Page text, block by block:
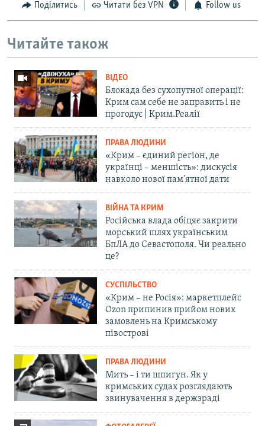
Поділитись Читати без VPN Follow us
Читайте також
ВІДЕО
Блокада без сухопутної операції:
Крим сам себе не заправить і не
прогодує | Крим.Реалії
ПРАВА ЛЮДИНИ
«Крим – єдиний регіон, де
українці – меншість»: дискусія
навколо нової пам'ятної дати
ВІЙНА ТА КРИМ
Російська влада обіцяє закрити
морський шлях українським
БпЛА до Севастополя. Чи реально
це?
СУСПІЛЬСТВО
«Крим – не Росія»: маркетплейс
Ozon припинив прийом нових
замовлень на Кримському
півострові
ПРАВА ЛЮДИНИ
Мить – і ти шпигун. Як у
кримських судах розглядають
звинувачення в держзраді